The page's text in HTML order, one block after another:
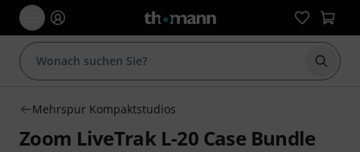
Suche
Mehrspur Kompaktstudios
Zoom LiveTrak L-20 Case Bundle